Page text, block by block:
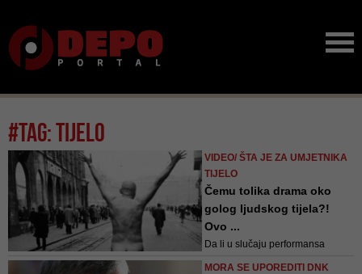
#tag: tijelo
VIDEO/ ŠTA JE ZA UMJETNIKA
TIJELO
Čemu tolika drama oko
golog ljudskog tijela?!
Ovo ...
Da li u slučaju performansa
MORA SE UPOREDITI DNK